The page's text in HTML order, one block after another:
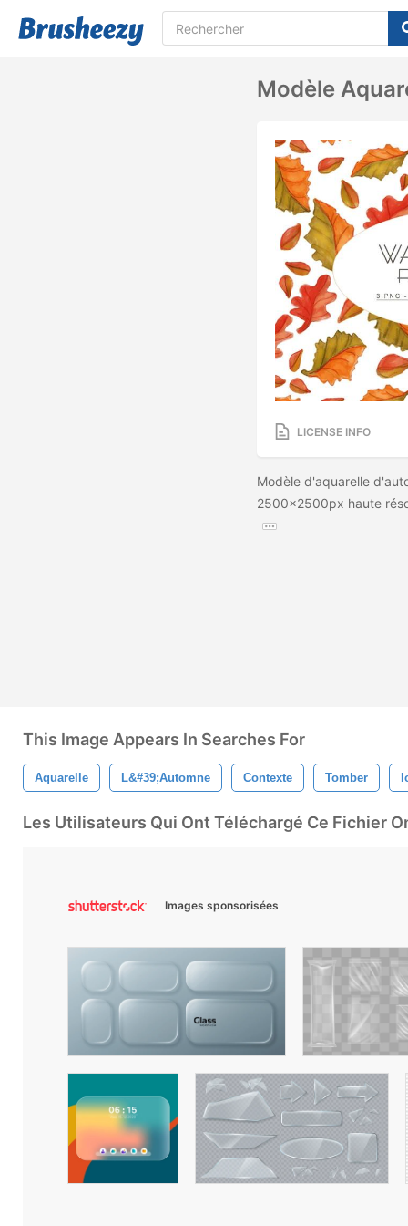
Modèle
LICENSE INFO
Modèle d'aquarelle
2500x2500px haute
This Image Appears In Searches For
Aquarelle L&#39;automne Contexte Tomber
Les Utilisateurs Qui Ont Téléchargé Ce Fichier
Images sponsorisées